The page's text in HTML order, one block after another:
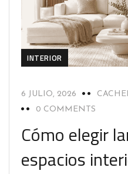
INTERIOR
6 JULIO, 2026
0 COMMENTS
Cómo elegir
espacios